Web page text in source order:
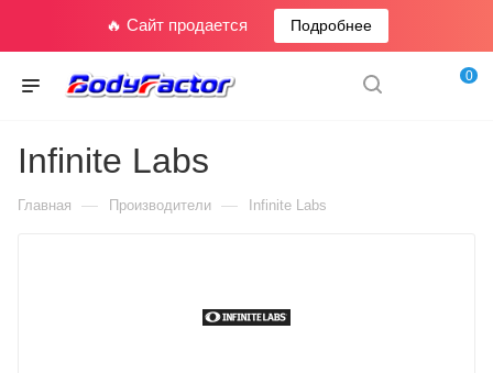
🔥 Сайт продается Подробнее
0
Infinite Labs
Главная — Производители — Infinite Labs